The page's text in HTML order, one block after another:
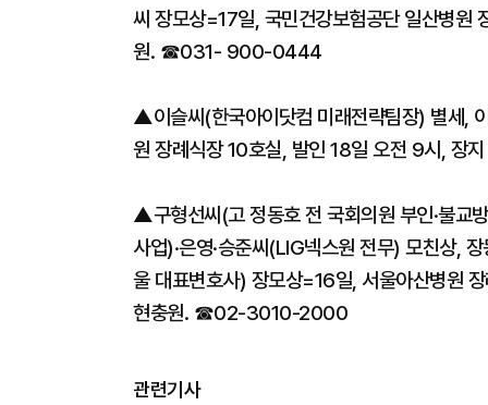
씨 장모상=17일, 국민건강보험공단 일산병원
원. ☎031- 900-0444
▲이슬씨(한국아이닷컴 미래전략팀장) 별세,
원 장례식장 10호실, 발인 18일 오전 9시,
▲구형선씨(고 정동호 전 국회의원 부인·불교
사업)·은영·승준씨(LIG넥스원 전무) 모친상,
울 대표변호사) 장모상=16일, 서울아산병원
현충원. ☎02-3010-2000
관련기사